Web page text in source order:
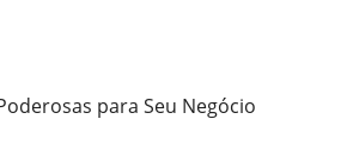
para Seu Negócio